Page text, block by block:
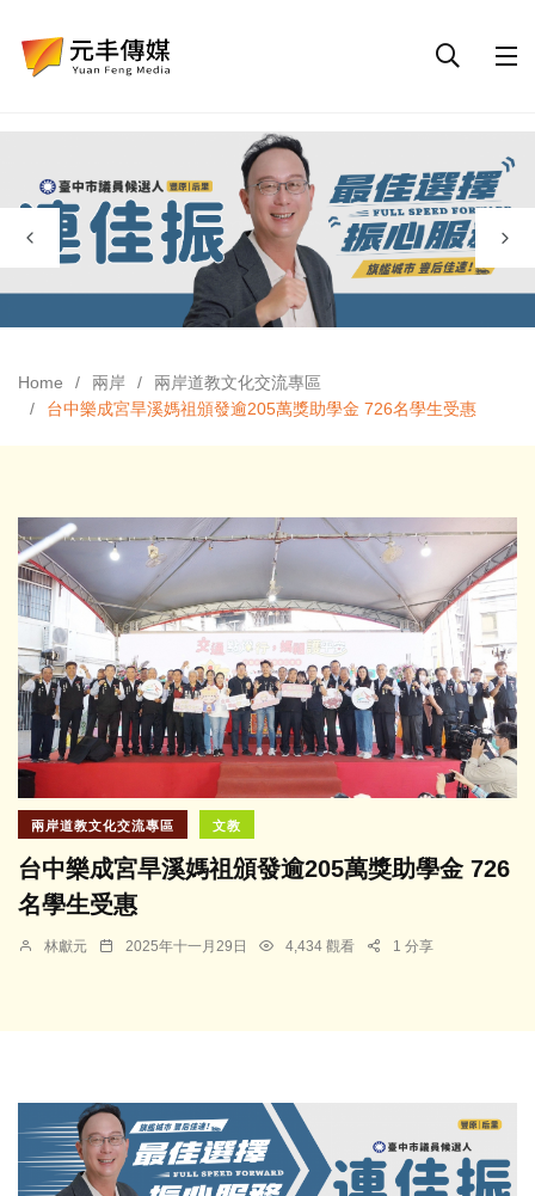
Home 兩岸
兩岸道教文化交流專區
台中樂成宮旱溪媽祖頒發逾205萬獎助學金 726名學生受惠
兩岸道教文化交流專區 文教
台中樂成宮旱溪媽祖頒發逾205萬獎助學金 726
名學生受惠
林獻元 2025年十一月29日 4,434 觀看 1 分享